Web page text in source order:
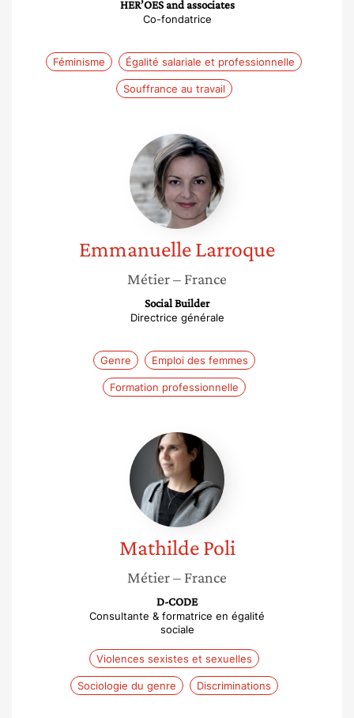
HER’OES and associates
Co-fondatrice
Féminisme Égalité salariale et professionnelle
Souffrance au travail
Emmanuelle
Larroque
EmmanuelleLarroque
Métier– France
Social Builder
Directrice générale
Genre Emploi des femmes
Formation professionnelle
Mathilde
Poli
Mathilde Poli
Métier– France
D-CODE
Consultante & formatrice en égalité
sociale
Violences sexistes et sexuelles
Sociologie du genre Discriminations